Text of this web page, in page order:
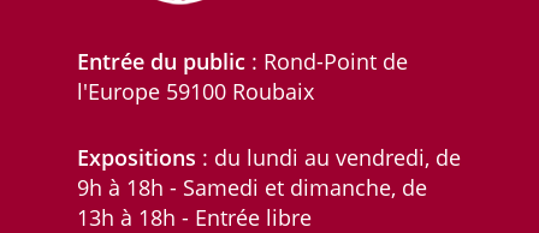
Entrée du public : Rond-Point de
l'Europe 59100 Roubaix
Expositions : du lundi au vendredi, de
9h à 18h - Samedi et dimanche, de
13h à 18h - Entrée libre